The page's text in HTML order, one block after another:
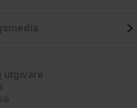
utgivare